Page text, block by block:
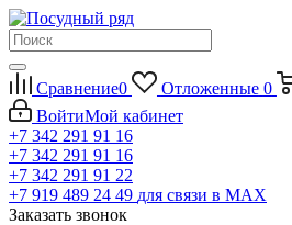
Сравнение0 Отложенные 0
ВойтиМой кабинет
+7 342 291 91 16
+7 342 291 91 16
+7 342 291 91 22
+7 919 489 24 49 для связи в МАХ
Заказать звонок